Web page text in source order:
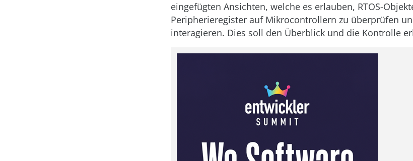
eingefügten Ansichten, welche es erlauben, RTOS-
Peripherieregister auf Mikrocontrollern zu überprüfen
interagieren. Dies soll den Überblick und die Kontrolle